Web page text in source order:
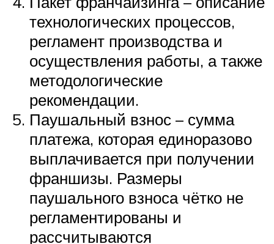
технологических процессов,
регламент производства и
осуществления работы, а также
методологические
рекомендации.
Паушальный взнос – сумма
платежа, которая единоразово
выплачивается при получении
франшизы. Размеры
паушального взноса чётко не
регламентированы и
рассчитываются